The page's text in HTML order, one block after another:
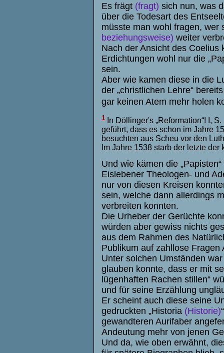
Es frägt (fragt) sich nun, was
über die Todesart des
müsste man wohl fragen,
beziehungsweise) weiter
Nach der Ansicht des Coelius
Erdichtungen wohl nur die
sein.
Aber wie kamen diese in die
der „christlichen Lehre“
gar keinen Atem mehr holen
1 In Döllinger's „Reformation“! I,
geführt, dass es schon im Jahre
besuchten aus Scheu vor den
Im Jahre 1538 starb der letzte
Und wie kämen die
Eislebener Theologen- und
nur von diesen Kreisen
sein, welche dann allerdings
verbreiten konnten.
Die Urheber der Gerüchte
würden aber gewiss nichts
aus dem Rahmen des
Publikum auf zahllose Fragen
Unter solchen Umständen
glauben konnte, dass er mit
lügenhaften Rachen stillen“
und für seine Erzählung
Er scheint auch diese seine
gedruckten „Historia (Historie)
gewandteren Aurifaber
Andeutung mehr von jenen
Und da, wie oben erwähnt,